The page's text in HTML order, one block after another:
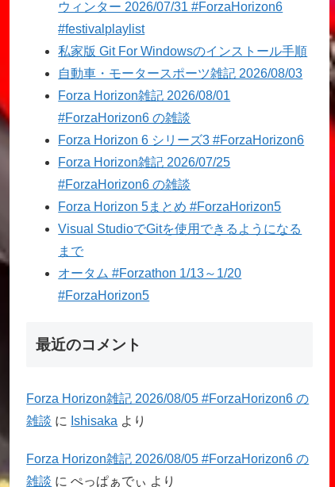
ウィンター 2026/07/31 #ForzaHorizon6
#festivalplaylist
私家版 Git For Windowsのインストール手順
自動車・モータースポーツ雑記 2026/08/03
Forza Horizon雑記 2026/08/01
#ForzaHorizon6 の雑談
Forza Horizon 6 シリーズ3 #ForzaHorizon6
Forza Horizon雑記 2026/07/25
#ForzaHorizon6 の雑談
Forza Horizon 5まとめ #ForzaHorizon5
Visual StudioでGitを使用できるようになる
まで
オータム #Forzathon 1/13～1/20
#ForzaHorizon5
最近のコメント
Forza Horizon雑記 2026/08/05 #ForzaHorizon6 の
雑談 に Ishisaka より
Forza Horizon雑記 2026/08/05 #ForzaHorizon6 の
雑談 にぺっぱぁでぃ より